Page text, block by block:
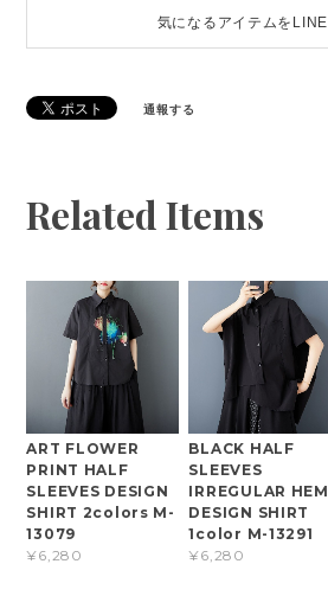
気になるアイテムを
通報する
Related Items
ART FLOWER
PRINT HALF
SLEEVES DESIGN
SHIRT 2colors M-
13079
¥6,280
BLACK HALF
SLEEVES
IRREGULAR HEM
DESIGN SHIRT
1color M-13291
¥6,280